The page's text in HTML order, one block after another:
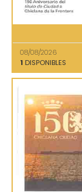
08/08/2026
1 DISPONIBLES